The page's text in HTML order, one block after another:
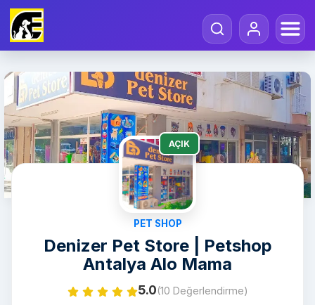
AÇIK
PET SHOP
Denizer Pet Store | Petshop
Antalya Alo Mama
5.0(10 Değerlendirme)